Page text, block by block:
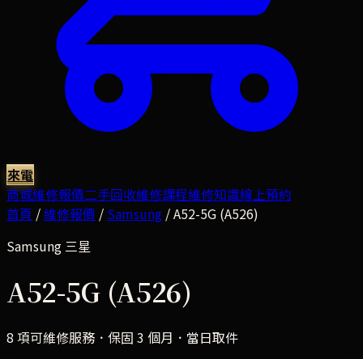
來電
商城維修報價二手回收維修課程維修知識線上預約
首頁 /維修報價 / Samsung /A52-5G (A526)
Samsung 三星
A52-5G (A526)
8 項可維修服務．保固 3 個月．當日取件